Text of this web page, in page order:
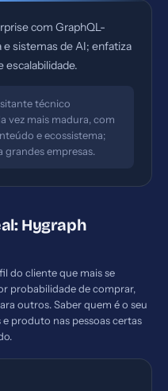
com GraphQL-
e sistemas de AI; enfatiza
escalabilidade.
técnico
vez mais madura, com
e ecossistema;
empresas.
Hygraph
do cliente que mais se
probabilidade de comprar,
outros. Saber quem é o seu
produto nas pessoas certas